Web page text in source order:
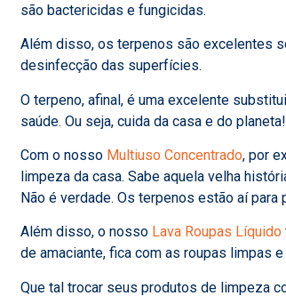
são bactericidas e fungicidas.
Além disso, os terpenos são excelentes
desinfecção das superfícies.
O terpeno, afinal, é uma excelente
saúde. Ou seja, cuida da casa e do planeta!
Com o nosso Multiuso Concentrado, por
limpeza da casa. Sabe aquela velha
Não é verdade. Os terpenos estão aí para
Além disso, o nosso Lava Roupas Líquido
de amaciante, fica com as roupas limpas
Que tal trocar seus produtos de limpeza